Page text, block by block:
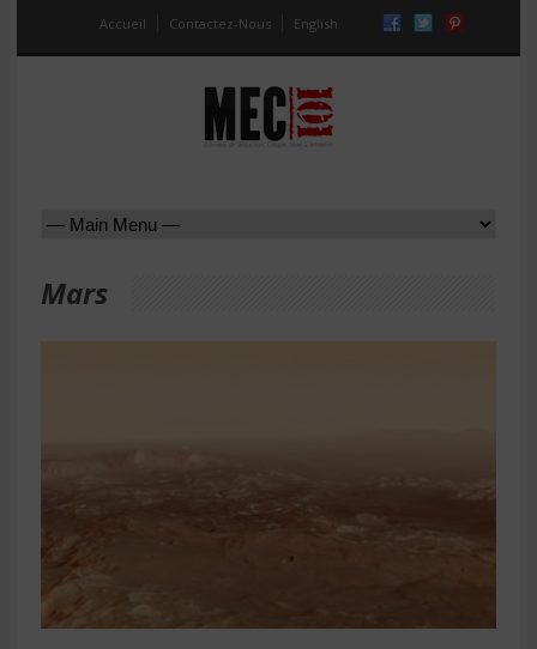
Accueil Contactez-Nous English
Mars